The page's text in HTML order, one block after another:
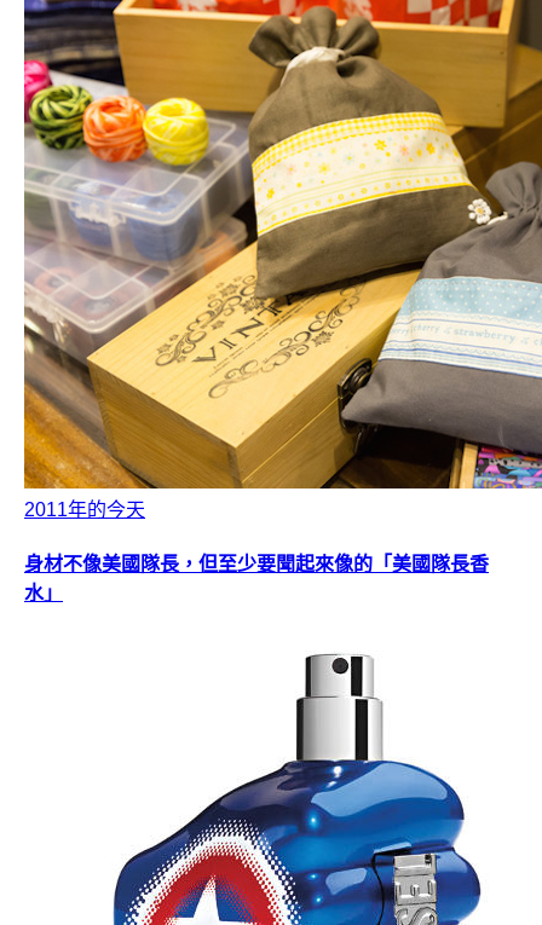
2011年的今天
身材不像美國隊長，但至少要聞起來像的「美國隊長香
水」